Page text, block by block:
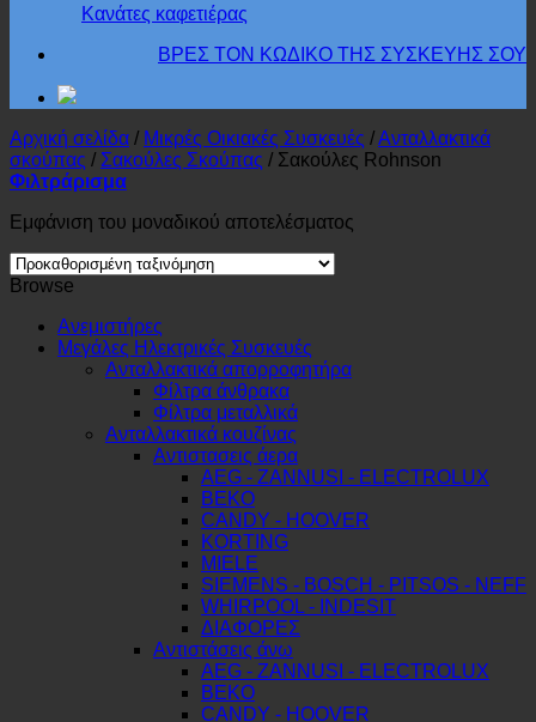
Κανάτες καφετιέρας
ΒΡΕΣ ΤΟΝ ΚΩΔΙΚΟ ΤΗΣ ΣΥΣΚΕΥΗΣ ΣΟΥ
Αρχική σελίδα / Μικρές Οικιακές Συσκευές /Ανταλλακτικά
σκούπας / Σακούλες Σκούπας / Σακούλες Rohnson
Φιλτράρισμα
Εμφάνιση του μοναδικού αποτελέσματος
Browse
Ανεμιστήρες
Μεγάλες Ηλεκτρικές Συσκευές
Ανταλλακτικά απορροφητήρα
Φίλτρα άνθρακα
Φίλτρα μεταλλικά
Ανταλλακτικά κουζίνας
Αντιστασεις άερα
AEG - ZANNUSI - ELECTROLUX
BEKO
CANDY - HOOVER
KORTING
MIELE
SIEMENS - BOSCH - PITSOS - NEFF
WHIRPOOL - INDESIT
ΔΙΑΦΟΡΕΣ
Αντιστάσεις άνω
AEG - ZANNUSI - ELECTROLUX
BEKO
CANDY - HOOVER